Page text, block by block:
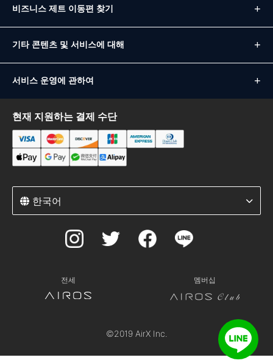
비즈니스 제트 이동편 찾기
기타 콘텐츠 및 서비스에 대해
서비스 운영에 관하여
현재 지원하는 결제 수단
한국어
전세 멤버십
©2019 AirX Inc.